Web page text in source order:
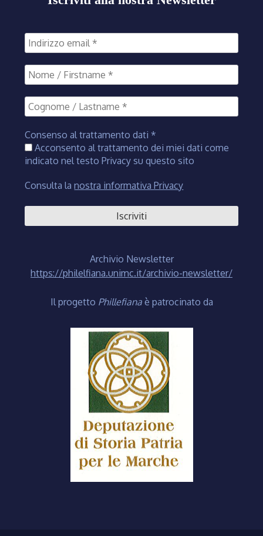
Consenso al trattamento dati *
Acconsento al trattamento dei miei dati come
indicato nel testo Privacy su questo sito
Consulta lanostra informativa Privacy
Archivio Newsletter
https://philelfiana.unimc.it/archivio-newsletter/
Il progetto Phillefiana è patrocinato da